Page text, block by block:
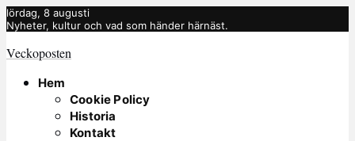
lördag, 8 augusti
Nyheter, kultur och vad som händer härnäst.
Veckoposten
Hem
Cookie Policy
Historia
Kontakt